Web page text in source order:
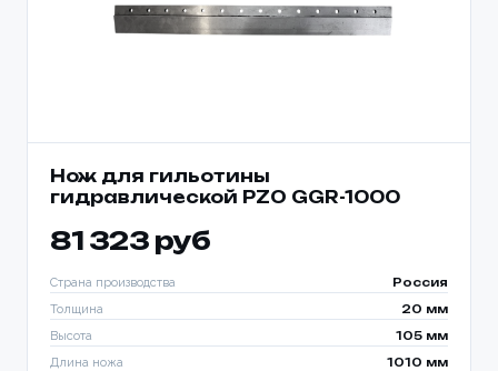
Нож для гильотины
гидравлической PZO GGR-1000
81 323 руб
Страна производства Россия
Толщина 20 мм
Высота 105 мм
Длина ножа 1010 мм